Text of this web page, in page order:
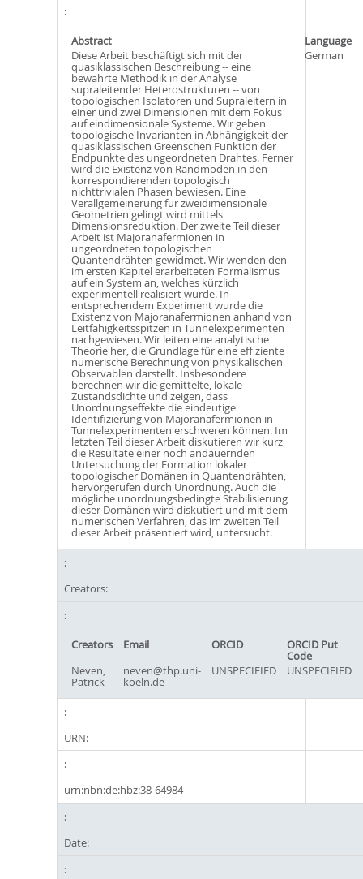
Abstract
Language
Diese Arbeit beschäftigt sich mit der
quasiklassischen Beschreibung -- eine
bewährte Methodik in der Analyse
supraleitender Heterostrukturen -- von
topologischen Isolatoren und Supraleitern in
einer und zwei Dimensionen mit dem Fokus
auf eindimensionale Systeme. Wir geben
topologische Invarianten in Abhängigkeit der
quasiklassischen Greenschen Funktion der
Endpunkte des ungeordneten Drahtes. Ferner
wird die Existenz von Randmoden in den
korrespondierenden topologisch
nichttrivialen Phasen bewiesen. Eine
Verallgemeinerung für zweidimensionale
Geometrien gelingt wird mittels
Dimensionsreduktion. Der zweite Teil dieser
Arbeit ist Majoranafermionen in
ungeordneten topologischen
Quantendrähten gewidmet. Wir wenden den
im ersten Kapitel erarbeiteten Formalismus
auf ein System an, welches kürzlich
experimentell realisiert wurde. In
entsprechendem Experiment wurde die
Existenz von Majoranafermionen anhand von
Leitfähigkeitsspitzen in Tunnelexperimenten
nachgewiesen. Wir leiten eine analytische
Theorie her, die Grundlage für eine effiziente
numerische Berechnung von physikalischen
Observablen darstellt. Insbesondere
berechnen wir die gemittelte, lokale
Zustandsdichte und zeigen, dass
Unordnungseffekte die eindeutige
Identifizierung von Majoranafermionen in
Tunnelexperimenten erschweren können. Im
letzten Teil dieser Arbeit diskutieren wir kurz
die Resultate einer noch andauernden
Untersuchung der Formation lokaler
topologischer Domänen in Quantendrähten,
hervorgerufen durch Unordnung. Auch die
mögliche unordnungsbedingte Stabilisierung
dieser Domänen wird diskutiert und mit dem
numerischen Verfahren, das im zweiten Teil
dieser Arbeit präsentiert wird, untersucht.
German
Creators:
Creators Email ORCID ORCID Put
Code
Neven,
Patrick
neven@thp.uni-
koeln.de
UNSPECIFIED UNSPECIFIED
URN:
urn:nbn:de:hbz:38-64984
Date: